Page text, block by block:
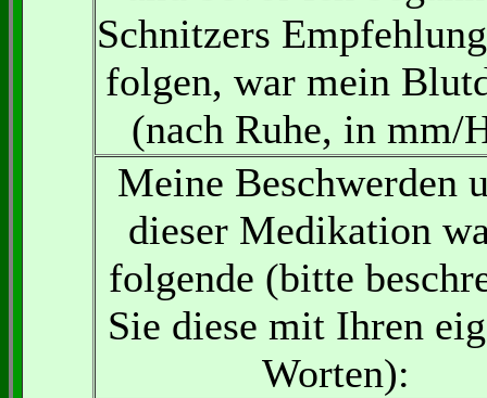
Schnitzers
folgen, war mein
(nach Ruhe, in mm/
Meine Beschwerden
dieser Medikation
folgende (bitte
Sie diese mit Ihren
Worten):